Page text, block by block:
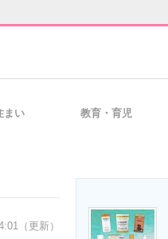
経営リーダーのコミュニティ
まい 教育・育児
（更新）